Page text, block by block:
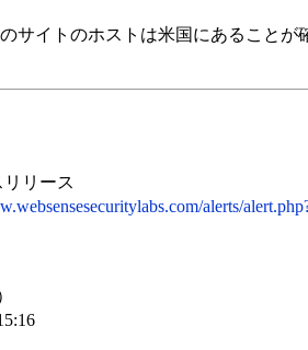
サイトのホストは米国にあることが
リース
alerts/